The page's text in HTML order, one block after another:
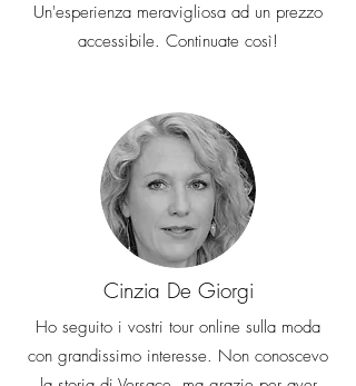
Un'esperienza meravigliosa ad un prezzo
accessibile. Continuate così!
Cinzia De Giorgi
Ho seguito i vostri tour online sulla moda
con grandissimo interesse. Non conoscevo